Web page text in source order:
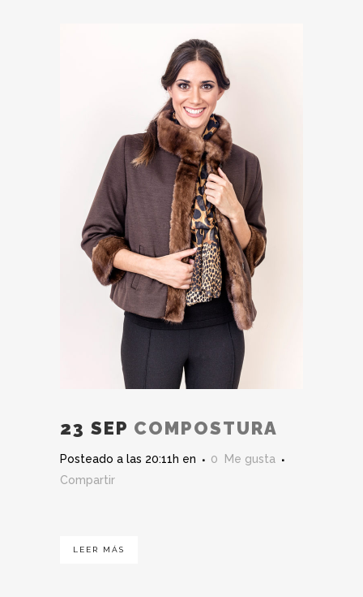
23 SEP COMPOSTURA
Posteado a las 20:11h en 0
Me gusta
Compartir
LEER MÁS